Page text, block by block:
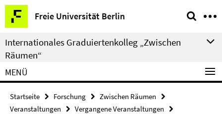
Springe
direkt
zu
Inhalt
Freie Universität Berlin
Service-
Navigation
Internationales Graduiertenkolleg „Zwischen
Räumen“
MENÜ
Startseite Forschung
Zwischen Räumen
Veranstaltungen
Vergangene Veranstaltungen